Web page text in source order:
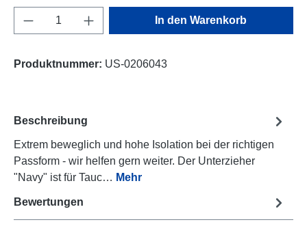
Produkt Anzahl: Gib den gewünschten
In den Warenkorb
Produktnummer: US-0206043
Beschreibung
Extrem beweglich und hohe Isolation bei der richtigen
Passform - wir helfen gern weiter. Der Unterzieher
"Navy" ist für Tauc… Mehr
Bewertungen